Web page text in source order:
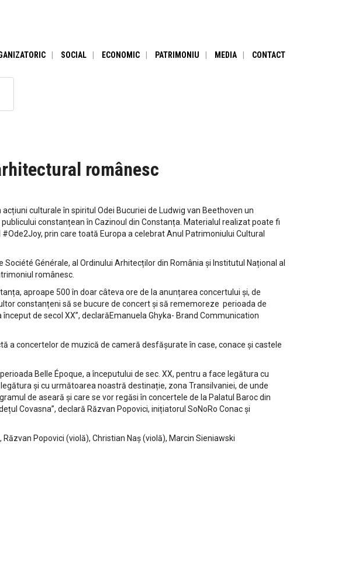
SOCIAL ECONOMIC PATRIMONIU MEDIA CONTACT
românesc
culturale în spiritul Odei Bucuriei de Ludwig van Beethoven un
constanțean în Cazinoul din Constanța. Materialul realizat poate fi
prin care toată Europa a celebrat Anul Patrimoniului Cultural
Générale, al Ordinului Arhitecților din România și Institutul Național al
românesc.
aproape 500 în doar câteva ore de la anunțarea concertului și, de
constanțeni să se bucure de concert și să rememoreze perioada de
de secol XX”, declarăEmanuela Ghyka- Brand Communication
a concertelor de muzică de cameră desfășurate în case, conace și castele
Belle Époque, a începutului de sec. XX, pentru a face legătura cu
și cu următoarea noastră destinație, zona Transilvaniei, de unde
de aseară și care se vor regăsi în concertele de la Palatul Baroc din
Covasna”, declară Răzvan Popovici, inițiatorul SoNoRo Conac și
Popovici (violă), Christian Naș (violă), Marcin Sieniawski